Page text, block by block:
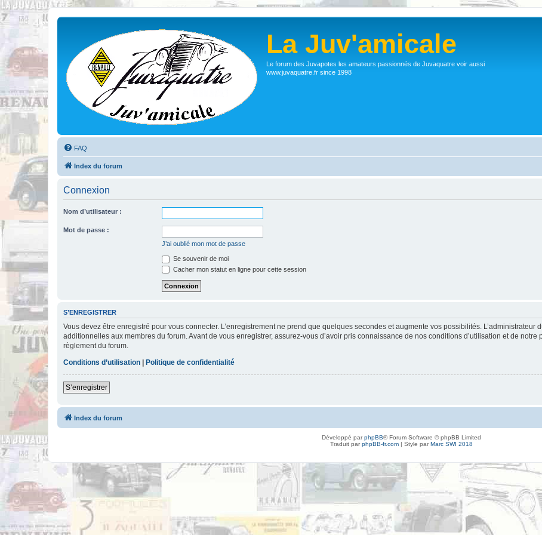
La Juv'amicale
Le forum des Juvapotes les amateurs passionnés de Juvaquatre voir aussi
www.juvaquatre.fr since 1998
FAQ
Index du forum
Connexion
Nom d’utilisateur :
Mot de passe :
J’ai oublié mon mot de passe
Se souvenir de moi
Cacher mon statut en ligne pour cette session
S’ENREGISTRER
Vous devez être enregistré pour vous connecter. L’enregistrement ne prend que quelques secondes et augmente vos possibilités.
additionnelles aux membres du forum. Avant de vous enregistrer, assurez-vous d’avoir pris connaissance de nos conditions d’utilisation et de
règlement du forum.
Conditions d’utilisation | Politique de confidentialité
S’enregistrer
Index du forum
Développé parphpBB® Forum Software © phpBB Limited
Traduit parphpBB-fr.com| Style parMarc SWI 2018